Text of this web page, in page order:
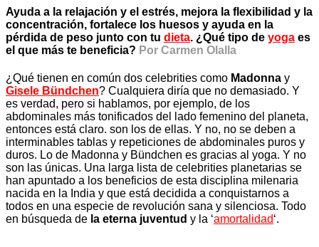
Ayuda a la relajación y el estrés, mejora la flexibilidad y la
concentración, fortalece los huesos y ayuda en la
pérdida de peso junto con tu dieta. ¿Qué tipo de yoga es
el que más te beneficia? Por Carmen Olalla
¿Qué tienen en común dos celebrities como Madonna y
Gisele Bündchen? Cualquiera diría que no demasiado. Y
es verdad, pero si hablamos, por ejemplo, de los
abdominales más tonificados del lado femenino del planeta,
entonces está claro. son los de ellas. Y no, no se deben a
interminables tablas y repeticiones de abdominales puros y
duros. Lo de Madonna y Bündchen es gracias al yoga. Y no
son las únicas. Una larga lista de celebrities planetarias se
han apuntado a los beneficios de esta disciplina milenaria
nacida en la India y que está decidida a conquistarnos a
todos en una especie de revolución sana y silenciosa. Todo
en búsqueda de la eterna juventud y la ‘amortalidad‘.